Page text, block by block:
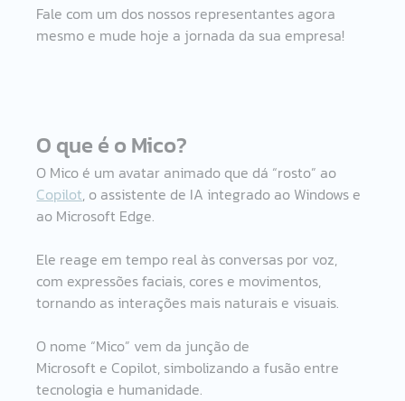
Fale com um dos nossos representantes agora
mesmo e mude hoje a jornada da sua empresa!
O que é o Mico?
O Mico é um avatar animado que dá “rosto” ao
Copilot, o assistente de IA integrado ao Windows e
ao Microsoft Edge.
Ele reage em tempo real às conversas por voz,
com expressões faciais, cores e movimentos,
tornando as interações mais naturais e visuais.
O nome “Mico” vem da junção de
Microsoft e Copilot, simbolizando a fusão entre
tecnologia e humanidade.